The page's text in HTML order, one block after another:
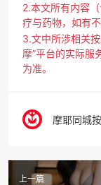
2.本文所有内容
疗与药物，如有
3.文中所涉相关
摩”平台的实际服
为准。
摩耶同城
上一篇